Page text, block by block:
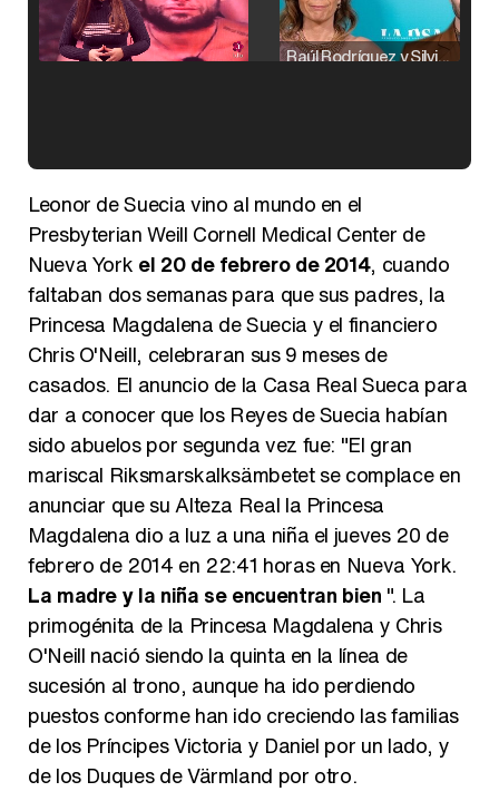
Raúl Rodríguez y Silvia Taulés nos cuentan su papel en 'La familia de la tele'
Belén Esteban: "Estoy emocionada, muy contenta y muy feliz por llegar a RTVE"
Leonor de Suecia vino al mundo en el
Presbyterian Weill Cornell Medical Center de
Nueva York el 20 de febrero de 2014, cuando
faltaban dos semanas para que sus padres, la
Princesa Magdalena de Suecia y el financiero
Chris O'Neill, celebraran sus 9 meses de
casados. El anuncio de la Casa Real Sueca para
dar a conocer que los Reyes de Suecia habían
sido abuelos por segunda vez fue: "El gran
mariscal Riksmarskalksämbetet se complace en
anunciar que su Alteza Real la Princesa
Magdalena dio a luz a una niña el jueves 20 de
febrero de 2014 en 22:41 horas en Nueva York.
La madre y la niña se encuentran bien ". La
primogénita de la Princesa Magdalena y Chris
O'Neill nació siendo la quinta en la línea de
sucesión al trono, aunque ha ido perdiendo
puestos conforme han ido creciendo las familias
de los Príncipes Victoria y Daniel por un lado, y
de los Duques de Värmland por otro.